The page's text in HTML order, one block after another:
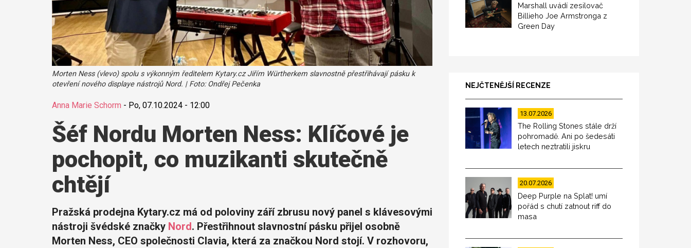
Morten Ness (vlevo) spolu s výkonným ředitelem Kytary.cz Jiřím Würtherkem slavnostně přestřihávají pásku k
otevření nového displaye nástrojů Nord. | Foto: Ondřej Pečenka
Anna Marie Schorm - Po, 07.10.2024 - 12:00
Šéf Nordu Morten Ness: Klíčové je
pochopit, co muzikanti skutečně
chtějí
Pražská prodejna Kytary.cz má od poloviny září zbrusu nový panel s klávesovými
nástroji švédské značky Nord. Přestřihnout slavnostní pásku přijel osobně
Morten Ness, CEO společnosti Clavia, která za značkou Nord stojí. V rozhovoru,
Marshall uvádí zesilovač
Billieho Joe Armstronga z
Green Day
NEJČTENĚJŠÍ RECENZE
13.07.2026
The Rolling Stones stále drží
pohromadě. Ani po šedesáti
letech neztratili jiskru
20.07.2026
Deep Purple na Splat! umí
pořád s chutí zatnout riff do
masa